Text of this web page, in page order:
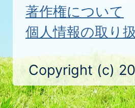
著作権について
個人情報の取り
Copyright (c)